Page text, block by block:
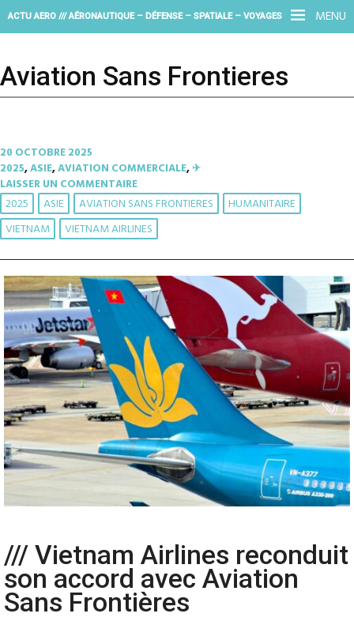
MENU
ACTU AERO /// AÉRONAUTIQUE – DÉFENSE – SPATIALE – VOYAGES
Aviation Sans Frontieres
20 OCTOBRE 2025
2025,ASIE,AVIATION COMMERCIALE,✈︎
LAISSER UN COMMENTAIRE
2025 ASIE AVIATION SANS FRONTIERES
HUMANITAIRE
VIETNAM
VIETNAM AIRLINES
/// Vietnam Airlines reconduit
son accord avec Aviation
Sans Frontières